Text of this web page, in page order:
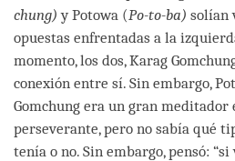
chung) y Potowa (Po-to-ba) solían
opuestas enfrentadas a la
momento, los dos, Karag
conexión entre sí. Sin embargo,
Gomchung era un gran meditador
perseverante, pero no sabía qué
tenía o no. Sin embargo, pensó: